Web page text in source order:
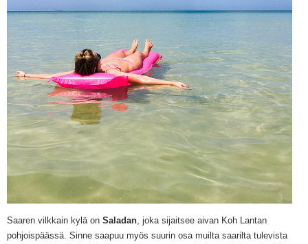
Saaren vilkkain kyläon Saladan, joka sijaitsee aivan Koh Lantan
pohjoispäässä. Sinne saapuu myös suurin osa muilta saarilta tu levista